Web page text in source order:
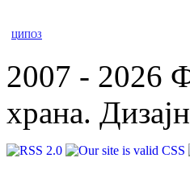
ЦИПОЗ
2007 - 2026
храна. Дизајн